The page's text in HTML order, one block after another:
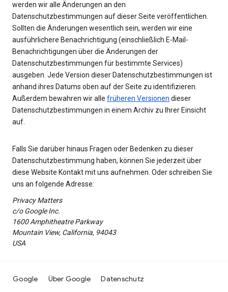
werden wir alle Änderungen an den
Datenschutzbestimmungen auf dieser Seite veröffentlichen.
Sollten die Änderungen wesentlich sein, werden wir eine
ausführlichere Benachrichtigung (einschließlich E-Mail-
Benachrichtigungen über die Änderungen der
Datenschutzbestimmungen für bestimmte Services)
ausgeben. Jede Version dieser Datenschutzbestimmungen ist
anhand ihres Datums oben auf der Seite zu identifizieren.
Außerdem bewahren wir alle früheren Versionen dieser
Datenschutzbestimmungen in einem Archiv zu Ihrer Einsicht
auf.
Falls Sie darüber hinaus Fragen oder Bedenken zu dieser
Datenschutzbestimmung haben, können Sie jederzeit über
diese Website Kontakt mit uns aufnehmen. Oder schreiben Sie
uns an folgende Adresse:
Privacy Matters
c/o Google Inc.
1600 Amphitheatre Parkway
Mountain View, California, 94043
USA
Google Über Google Datenschutz